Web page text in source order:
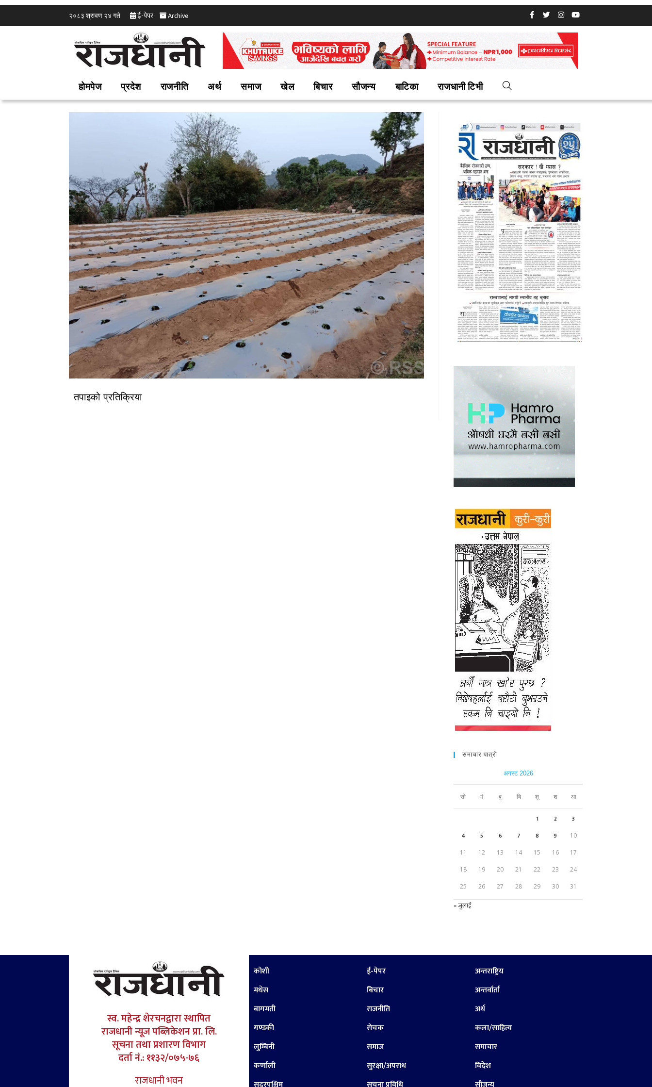
२०८३ श्रावण २४ गते ई-पेपर Archive
होमपेज प्रदेश राजनीति अर्थ समाज खेल बिचार सौजन्य बाटिका राजधानी टिभी
तपाइको प्रतिक्रिया
समाचार पात्रो
अगस्ट 2026
सो मं बु बि शु श आ
1 2
3
4
5 6 7 8 9 10
11 12 13 14 15 16 17
18 19 20 21 22 23 24
25 26 27 28 29 30 31
« जुलाई
स्व. महेन्द्र शेरचनद्वारा स्थापित
राजधानी न्यूज पब्लिकेशन प्रा. लि.
सूचना तथा प्रशारण विभाग
दर्ता नं.: ११३२/०७५-७६
राजधानी भवन
कोशी
मधेस
बागमती
गण्डकी
लुम्बिनी
कर्णाली
ई-पेपर
बिचार
राजनीति
रोचक
समाज
सुरक्षा/अपराध
अन्तराष्ट्रिय
अन्तर्वार्ता
अर्थ
कला/साहित्य
समाचार
विदेश